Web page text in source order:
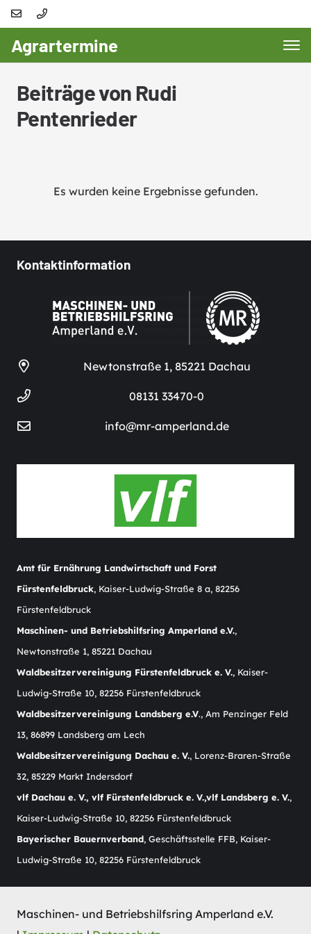
Agrartermine
Beiträge von Rudi
Pentenrieder
Es wurden keine Ergebnisse gefunden.
Kontaktinformation
Newtonstraße 1, 85221 Dachau
08131 33470-0
info@mr-amperland.de
Amt für Ernährung Landwirtschaft und Forst
Fürstenfeldbruck, Kaiser-Ludwig-Straße 8 a, 82256
Fürstenfeldbruck
Maschinen- und Betriebshilfsring Amperland e.V.,
Newtonstraße 1, 85221 Dachau
Waldbesitzervereinigung Fürstenfeldbruck e. V., Kaiser-
Ludwig-Straße 10, 82256 Fürstenfeldbruck
Waldbesitzervereinigung Landsberg e.V., Am Penzinger Feld
13, 86899 Landsberg am Lech
Waldbesitzervereinigung Dachau e. V., Lorenz-Braren-Straße
32, 85229 Markt Indersdorf
vlf Dachau e. V., vlf Fürstenfeldbruck e. V.,vlf Landsberg e. V.,
Kaiser-Ludwig-Straße 10, 82256 Fürstenfeldbruck
Bayerischer Bauernverband, Geschäftsstelle FFB, Kaiser-
Ludwig-Straße 10, 82256 Fürstenfeldbruck
Maschinen- und Betriebshilfsring Amperland e.V.